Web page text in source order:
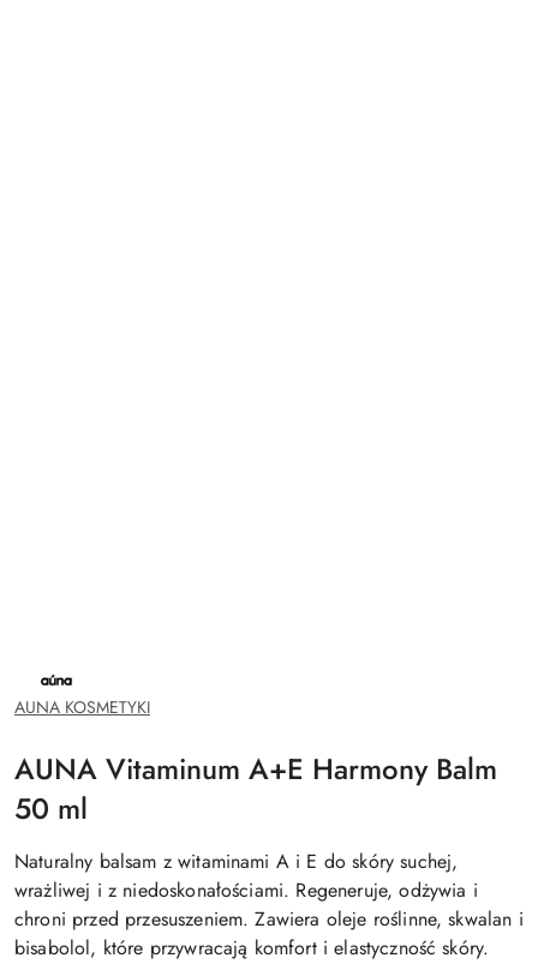
NAZWA
PRODUCENTA:
AUNA
AUNA KOSMETYKI
AUNA Vitaminum A+E Harmony Balm
50 ml
Naturalny balsam z witaminami A i E do skóry suchej,
wrażliwej i z niedoskonałościami. Regeneruje, odżywia i
chroni przed przesuszeniem. Zawiera oleje roślinne, skwalan i
bisabolol, które przywracają komfort i elastyczność skóry.